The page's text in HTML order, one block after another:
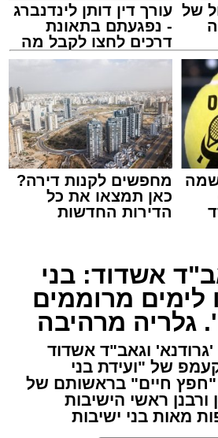
יוצא בהמוניו לחופשות
והמהדרים יוצאים את
יעדים שונים ברחבי העולם.
חייב לדעת כמה כללים
שהחופשה והטיול יהיו ללא
אסורות ח"ו.
אחד אשר הוא מעשי מאוד,
של עורך דין דותן לינדנברג
- נפגעתם בתאונת
דרכים לחצו לקבל מה
שמגיע לכם
מחפשים לקנות דירה?
כאן תמצאו את כל
הדירות החדשות
אשדוד: בני
לימים מרוממים
גלריה מרהיבה
'גרודנא' וגאב"ד אשדוד
של "ועידת בני
"חפץ חיים" בראשותם של
ורבנן ראשי הישיבות
מאות בני ישיבות